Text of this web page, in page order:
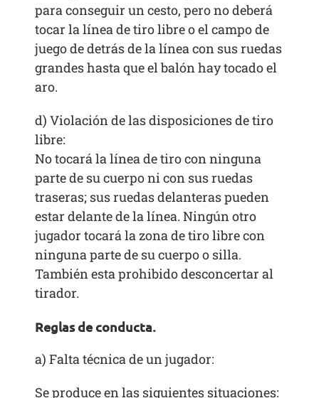
para conseguir un cesto, pero no deberá
tocar la línea de tiro libre o el campo de
juego de detrás de la línea con sus ruedas
grandes hasta que el balón hay tocado el
aro.
d) Violación de las disposiciones de tiro
libre:
No tocará la línea de tiro con ninguna
parte de su cuerpo ni con sus ruedas
traseras; sus ruedas delanteras pueden
estar delante de la línea. Ningún otro
jugador tocará la zona de tiro libre con
ninguna parte de su cuerpo o silla.
También esta prohibido desconcertar al
tirador.
Reglas de conducta.
a) Falta técnica de un jugador:
Se produce en las siguientes situaciones: